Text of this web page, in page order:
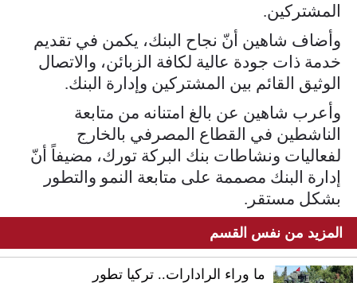
المشتركين.
وأضاف شاهين أنّ نجاح البنك، يكمن في تقديم
خدمة ذات جودة عالية لكافة الزبائن، والاتصال
الوثيق القائم بين المشتركين وإدارة البنك.
وأعرب شاهين عن بالغ امتنانه من متابعة
الناشطين في القطاع المصرفي بالخارج
لفعاليات ونشاطات بنك البركة تورك، مضيفاً أنّ
إدارة البنك مصممة على متابعة النمو والتطور
بشكل مستقر.
المزيد من نفس القسم
ما وراء الرادارات.. تركيا تطور